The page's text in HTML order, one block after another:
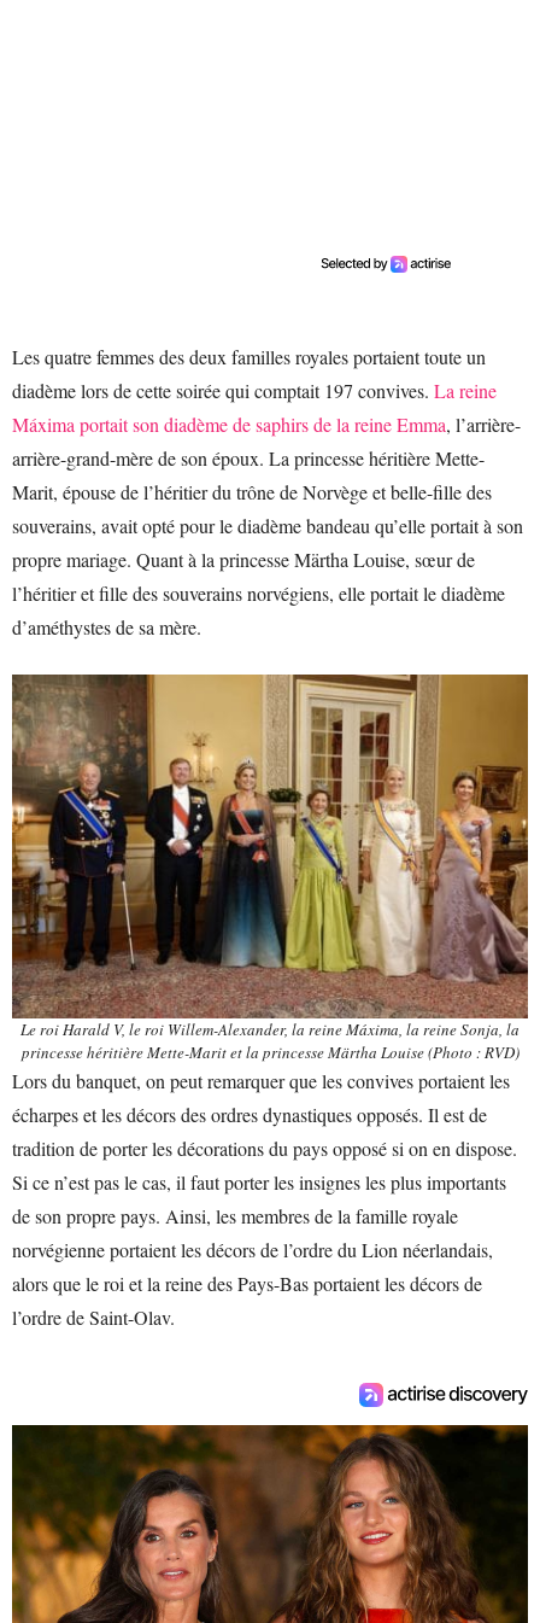
Les quatre femmes des deux familles royales portaient toute un
diadème lors de cette soirée qui comptait 197 convives. La reine
Máxima portait son diadème de saphirs de la reine Emma, l’arrière-
arrière-grand-mère de son époux. La princesse héritière Mette-
Marit, épouse de l’héritier du trône de Norvège et belle-fille des
souverains, avait opté pour le diadème bandeau qu’elle portait à son
propre mariage. Quant à la princesse Märtha Louise, sœur de
l’héritier et fille des souverains norvégiens, elle portait le diadème
d’améthystes de sa mère.
Le roi Harald V, le roi Willem-Alexander, la reine Máxima, la reine Sonja, la
princesse héritière Mette-Marit et la princesse Märtha Louise (Photo : RVD)
Lors du banquet, on peut remarquer que les convives portaient les
écharpes et les décors des ordres dynastiques opposés. Il est de
tradition de porter les décorations du pays opposé si on en dispose.
Si ce n’est pas le cas, il faut porter les insignes les plus importants
de son propre pays. Ainsi, les membres de la famille royale
norvégienne portaient les décors de l’ordre du Lion néerlandais,
alors que le roi et la reine des Pays-Bas portaient les décors de
l’ordre de Saint-Olav.